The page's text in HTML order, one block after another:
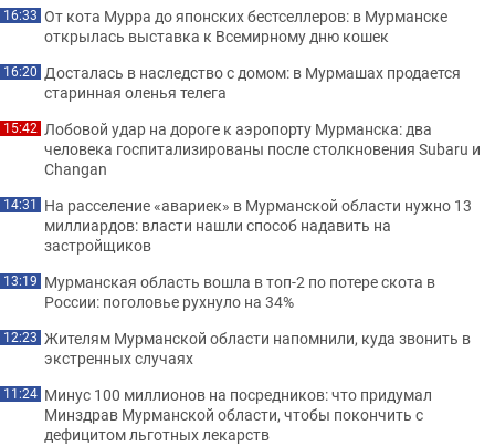
16:33 От кота Мурра до японских бестселлеров: в Мурманске
открылась выставка к Всемирному дню кошек
16:20 Досталась в наследство с домом: в Мурмашах продается
старинная оленья телега
15:42 Лобовой удар на дороге к аэропорту Мурманска: два
человека госпитализированы после столкновения Subaru и
Changan
14:31 На расселение «авариек» в Мурманской области нужно 13
миллиардов: власти нашли способ надавить на
застройщиков
13:19 Мурманская область вошла в топ-2 по потере скота в
России: поголовье рухнуло на 34%
12:23 Жителям Мурманской области напомнили, куда звонить в
экстренных случаях
11:24 Минус 100 миллионов на посредников: что придумал
Минздрав Мурманской области, чтобы покончить с
дефицитом льготных лекарств